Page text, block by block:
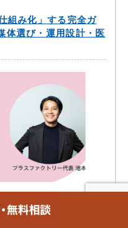
組み化」する完全ガ
体選び・運用設計・医
イド｜Googleマップ